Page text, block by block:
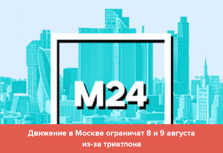
Движение в Москве ограничат 8 и 9 августа
из-за триатлона